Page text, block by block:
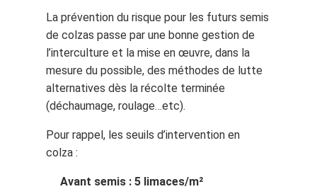
La prévention du risque pour les futurs semis
de colzas passe par une bonne gestion de
l’interculture et la mise en œuvre, dans la
mesure du possible, des méthodes de lutte
alternatives dès la récolte terminée
(déchaumage, roulage…etc).
Pour rappel, les seuils d’intervention en
colza :
Avant semis : 5 limaces/m²